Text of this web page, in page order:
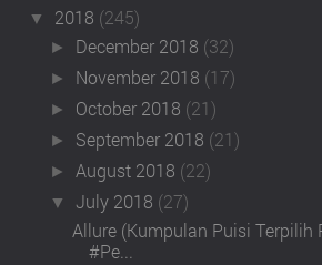
▼ 2018 (245)
► December 2018 (32)
► November 2018 (17)
► October 2018 (21)
► September 2018 (21)
►August 2018 (22)
▼July 2018 (27)
Allure (Kumpulan Puisi Terpilih
#Pe...